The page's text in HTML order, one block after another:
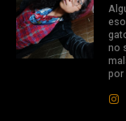
no
por